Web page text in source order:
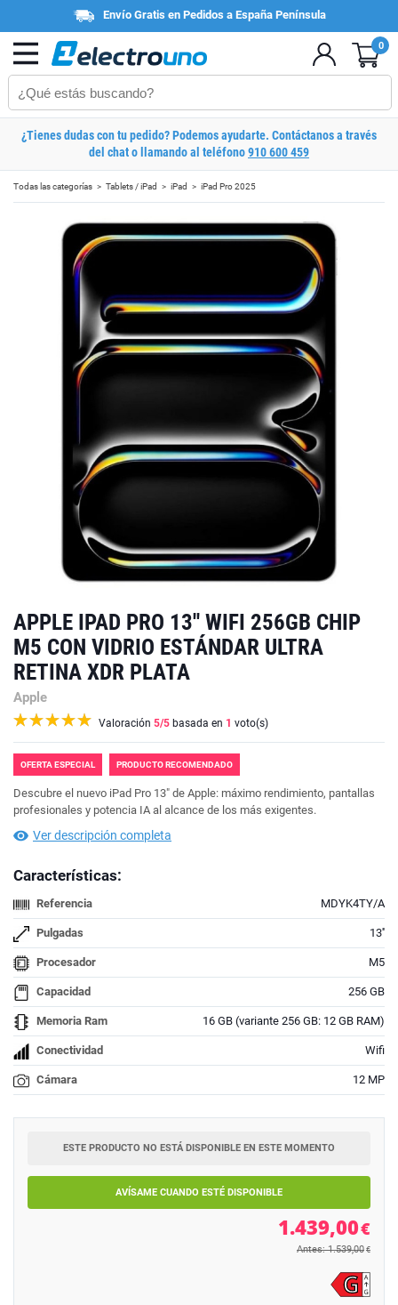
Envío Gratis en Pedidos a España Península
0
¿Tienes dudas con tu pedido? Podemos ayudarte. Contáctanos a través
del chat o llamando al teléfono910 600 459
Todas las categorías Tablets / iPad iPad iPad Pro 2025
APPLE IPAD PRO 13'' WIFI 256GB CHIP
M5 CON VIDRIO ESTÁNDAR ULTRA
RETINA XDR PLATA
Apple
Valoración 5/5 basada en 1 voto(s)
OFERTA ESPECIAL PRODUCTO RECOMENDADO
Descubre el nuevo iPad Pro 13" de Apple: máximo rendimiento, pantallas
profesionales y potencia IA al alcance de los más exigentes.
Ver descripción completa
Características:
Referencia MDYK4TY/A
Pulgadas 13''
Procesador M5
Capacidad 256 GB
Memoria Ram 16 GB (variante 256 GB: 12 GB RAM)
Conectividad Wifi
Cámara 12 MP
ESTE PRODUCTO NO ESTÁ DISPONIBLE EN ESTE MOMENTO
AVÍSAME CUANDO ESTÉ DISPONIBLE
1.439,00€
Antes: 1.539,00 €